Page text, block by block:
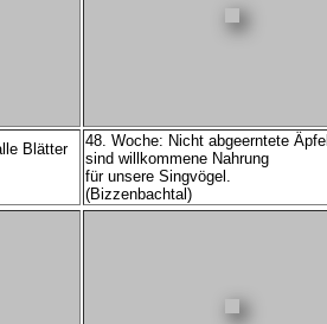
Blätter
48. Woche: Nicht abgeerntete Äpfel
sind willkommene Nahrung
für unsere Singvögel.
(Bizzenbachtal)